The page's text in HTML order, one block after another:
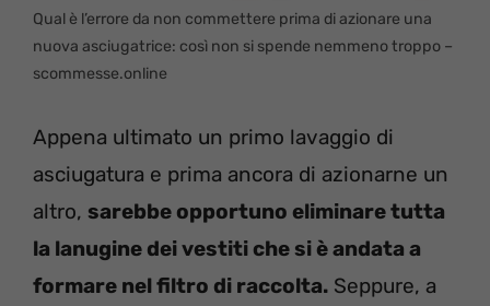
Qual è l’errore da non commettere prima di azionare una
nuova asciugatrice: così non si spende nemmeno troppo –
scommesse.online
Appena ultimato un primo lavaggio di
asciugatura e prima ancora di azionarne un
altro, sarebbe opportuno eliminare tutta
la lanugine dei vestiti che si è andata a
formare nel filtro di raccolta. Seppure, a